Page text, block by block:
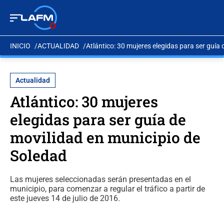
INICIO ACTUALIDAD Atlántico: 30 mujeres elegidas para ser guía
Actualidad
Atlántico: 30 mujeres
elegidas para ser guía de
movilidad en municipio de
Soledad
Las mujeres seleccionadas serán presentadas en el
municipio, para comenzar a regular el tráfico a partir de
este jueves 14 de julio de 2016.